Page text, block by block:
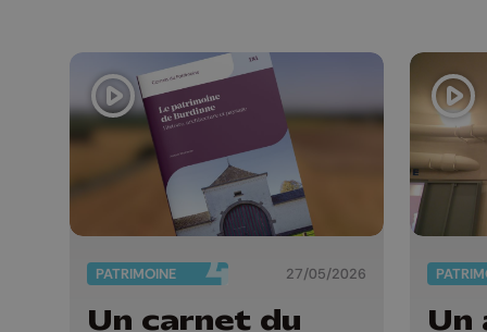
PATRIMOINE 27/05/2026
Un carnet du
Un